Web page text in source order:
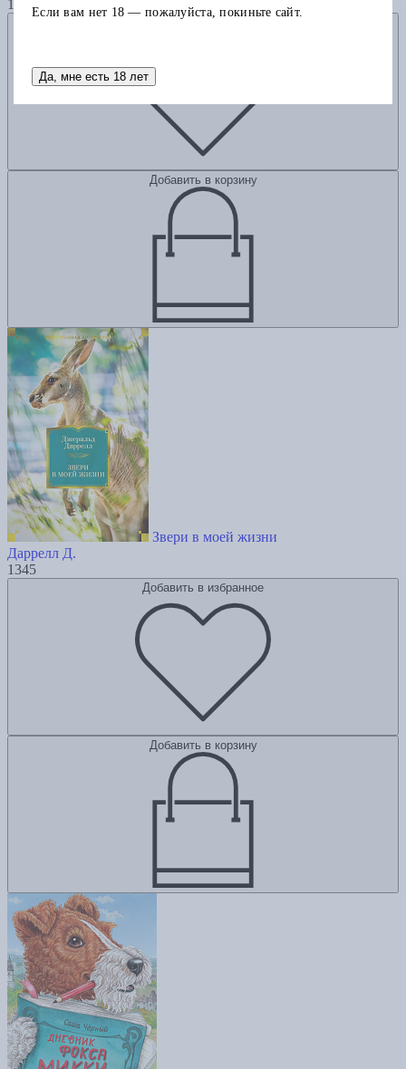
1680
Добавить в избранное
Добавить в корзину
Звери в моей жизни
Даррелл Д.
1345
Добавить в избранное
Добавить в корзину
Если вам нет 18 — пожалуйста, покиньте сайт.
Да, мне есть 18 лет